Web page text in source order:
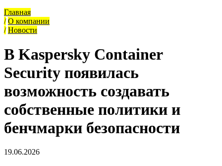
Главная
/ О компании
/ Новости
В Kaspersky Container
Security появилась
возможность создавать
собственные политики и
бенчмарки безопасности
19.06.2026